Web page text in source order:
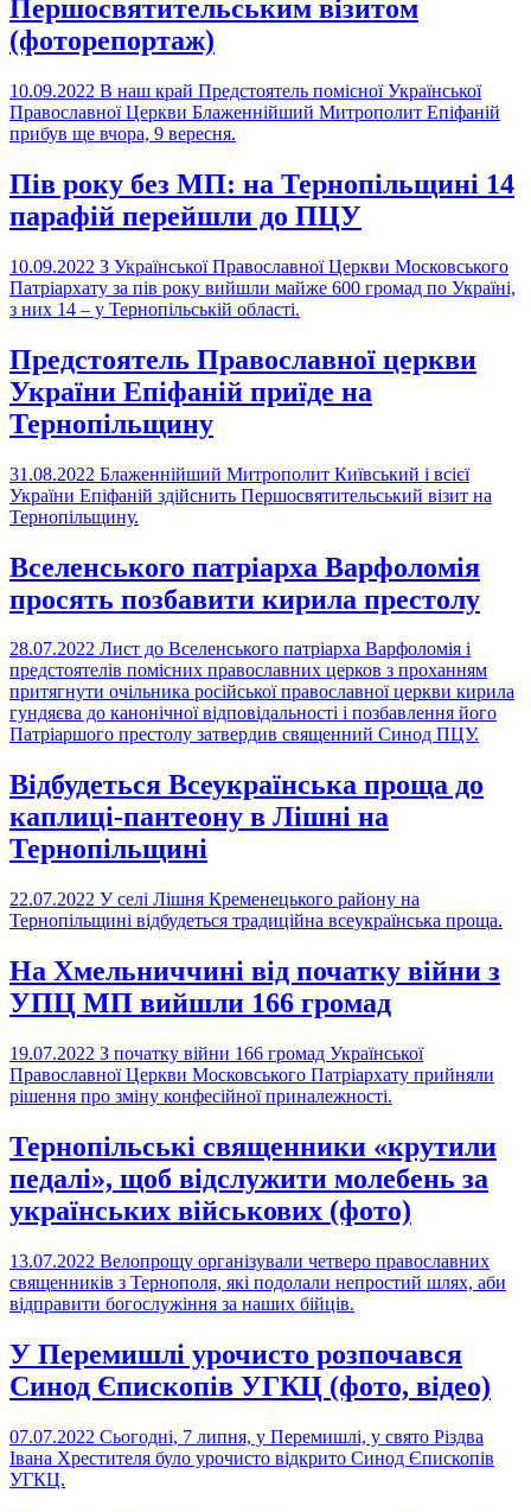
Першосвятительським візитом
(фоторепортаж)
10.09.2022 В наш край Предстоятель помісної Української
Православної Церкви Блаженнійший Митрополит Епіфаній
прибув ще вчора, 9 вересня.
Пів року без МП: на Тернопільщині 14
парафій перейшли до ПЦУ
10.09.2022 З Української Православної Церкви Московського
Патріархату за пів року вийшли майже 600 громад по Україні,
з них 14 – у Тернопільській області.
Предстоятель Православної церкви
України Епіфаній приїде на
Тернопільщину
31.08.2022 Блаженнійший Митрополит Київський і всієї
України Епіфаній здійснить Першосвятительський візит на
Тернопільщину.
Вселенського патріарха Варфоломія
просять позбавити кирила престолу
28.07.2022 Лист до Вселенського патріарха Варфоломія і
предстоятелів помісних православних церков з проханням
притягнути очільника російської православної церкви кирила
гундяєва до канонічної відповідальності і позбавлення його
Патріаршого престолу затвердив священний Синод ПЦУ.
Відбудеться Всеукраїнська проща до
каплиці-пантеону в Лішні на
Тернопільщині
22.07.2022 У селі Лішня Кременецького району на
Тернопільщині відбудеться традиційна всеукраїнська проща.
На Хмельниччині від початку війни з
УПЦ МП вийшли 166 громад
19.07.2022 З початку війни 166 громад Української
Православної Церкви Московського Патріархату прийняли
рішення про зміну конфесійної приналежності.
Тернопільські священники «крутили
педалі», щоб відслужити молебень за
українських військових (фото)
13.07.2022 Велопрощу організували четверо православних
священників з Тернополя, які подолали непростий шлях, аби
відправити богослужіння за наших бійців.
У Перемишлі урочисто розпочався
Синод Єпископів УГКЦ (фото, відео)
07.07.2022 Сьогодні, 7 липня, у Перемишлі, у свято Різдва
Івана Хрестителя було урочисто відкрито Синод Єпископів
УГКЦ.